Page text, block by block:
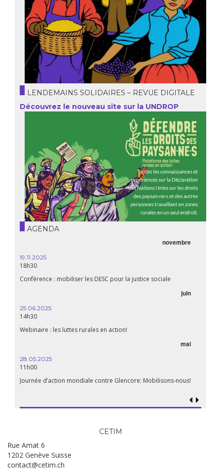
LENDEMAINS SOLIDAIRES – REVUE DIGITALE
Découvrez le nouveau site sur la UNDROP
AGENDA
novembre
19.11.2025
18h30
Conférence : mobiliser les DESC pour la justice sociale
juin
25.06.2025
14h30
Webinaire : les luttes rurales en action!
mai
28.05.2025
11h00
Journée d’action mondiale contre Glencore: Mobilisons-nous!
CETIM
Rue Amat 6
1202 Genève Suisse
contact@cetim.ch